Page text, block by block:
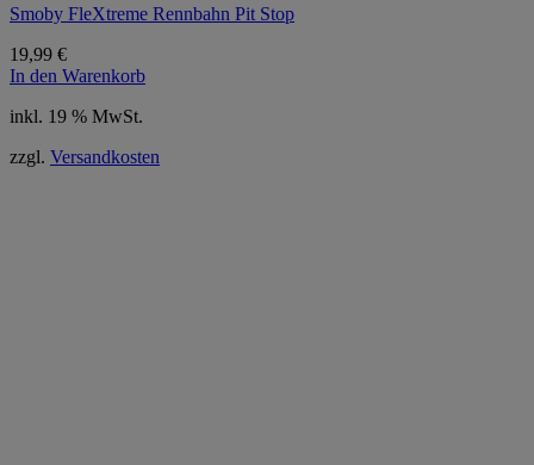
Smoby FleXtreme Rennbahn Pit Stop
19,99 €
In den Warenkorb
inkl. 19 % MwSt.
zzgl. Versandkosten